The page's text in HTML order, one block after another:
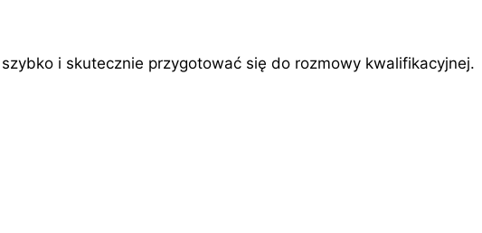
i skutecznie przygotować się do rozmowy kwalifikacyjnej.